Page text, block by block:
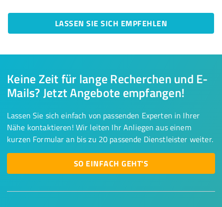
LASSEN SIE SICH EMPFEHLEN
Keine Zeit für lange Recherchen und E-
Mails? Jetzt Angebote empfangen!
Lassen Sie sich einfach von passenden Experten in Ihrer
Nähe kontaktieren! Wir leiten Ihr Anliegen aus einem
kurzen Formular an bis zu 20 passende Dienstleister weiter.
SO EINFACH GEHT'S